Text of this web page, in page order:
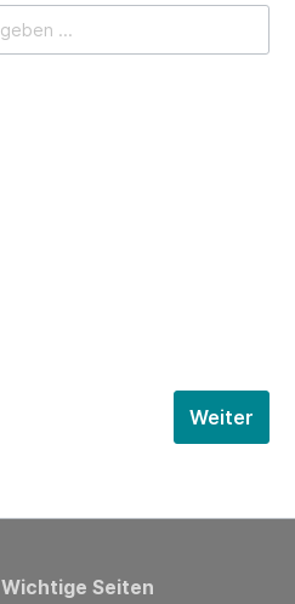
Weiter
Wichtige Seiten